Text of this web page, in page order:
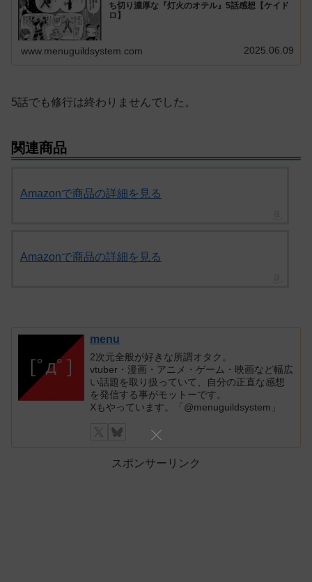
ち切り濃厚な『灯火のオテル』5話感想【ケイド
ロ】
www.menuguildsystem.com 2025.06.09
5話でも修行は終わりませんでした。
関連商品
Amazonで商品の詳細を見る
Amazonで商品の詳細を見る
menu
2次元全般が好きな所謂オタク。
vtuber・漫画・アニメ・ゲーム・映画など幅広
い話題を取り扱っていて、自分の正直な感想
を発信する事がモットーです。
Xもやっています。「@menuguildsystem」
スポンサーリンク